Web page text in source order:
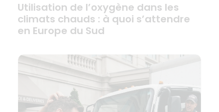
Utilisation de l’oxygène dans les
climats chauds : à quoi s’attendre
en Europe du Sud